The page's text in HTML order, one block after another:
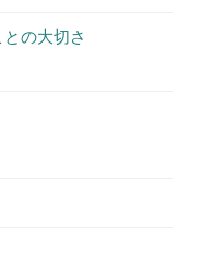
の大切さ